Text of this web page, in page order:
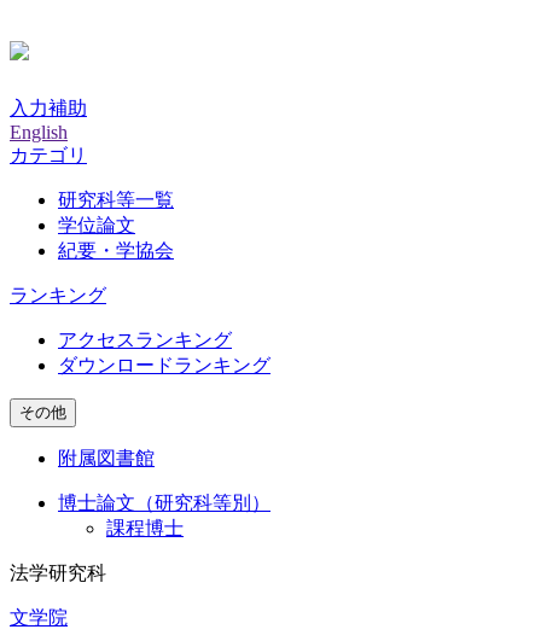
入力補助
English
カテゴリ
研究科等一覧
学位論文
紀要・学協会
ランキング
アクセスランキング
ダウンロードランキング
その他
附属図書館
博士論文（研究科等別）
課程博士
法学研究科
文学院